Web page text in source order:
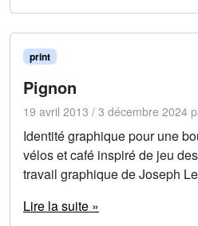
print
Pignon
19 avril 2013 / 3 décembre 2024
Identité graphique pour une
vélos et café inspiré de jeu
travail graphique de Joseph
Lire la suite »